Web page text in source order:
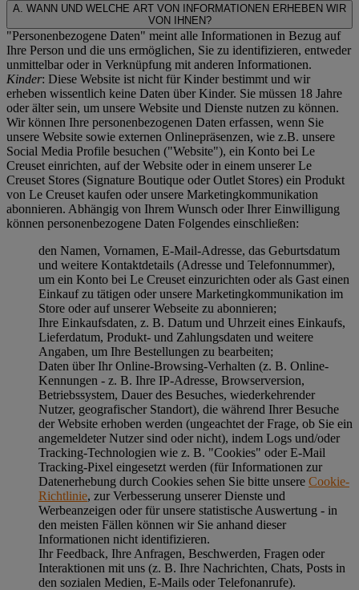
A. WANN UND WELCHE ART VON INFORMATIONEN ERHEBEN WIR
VON IHNEN?
"Personenbezogene Daten" meint alle Informationen in Bezug auf
Ihre Person und die uns ermöglichen, Sie zu identifizieren, entweder
unmittelbar oder in Verknüpfung mit anderen Informationen.
Kinder: Diese Website ist nicht für Kinder bestimmt und wir
erheben wissentlich keine Daten über Kinder. Sie müssen 18 Jahre
oder älter sein, um unsere Website und Dienste nutzen zu können.
Wir können Ihre personenbezogenen Daten erfassen, wenn Sie
unsere Website sowie externen Onlinepräsenzen, wie z.B. unsere
Social Media Profile besuchen ("Website"), ein Konto bei Le
Creuset einrichten, auf der Website oder in einem unserer Le
Creuset Stores (Signature Boutique oder Outlet Stores) ein Produkt
von Le Creuset kaufen oder unsere Marketingkommunikation
abonnieren. Abhängig von Ihrem Wunsch oder Ihrer Einwilligung
können personenbezogene Daten Folgendes einschließen:
den Namen, Vornamen, E-Mail-Adresse, das Geburtsdatum
und weitere Kontaktdetails (Adresse und Telefonnummer),
um ein Konto bei Le Creuset einzurichten oder als Gast einen
Einkauf zu tätigen oder unsere Marketingkommunikation im
Store oder auf unserer Webseite zu abonnieren;
Ihre Einkaufsdaten, z. B. Datum und Uhrzeit eines Einkaufs,
Lieferdatum, Produkt- und Zahlungsdaten und weitere
Angaben, um Ihre Bestellungen zu bearbeiten;
Daten über Ihr Online-Browsing-Verhalten (z. B. Online-
Kennungen - z. B. Ihre IP-Adresse, Browserversion,
Betriebssystem, Dauer des Besuches, wiederkehrender
Nutzer, geografischer Standort), die während Ihrer Besuche
der Website erhoben werden (ungeachtet der Frage, ob Sie ein
angemeldeter Nutzer sind oder nicht), indem Logs und/oder
Tracking-Technologien wie z. B. "Cookies" oder E-Mail
Tracking-Pixel eingesetzt werden (für Informationen zur
Datenerhebung durch Cookies sehen Sie bitte unsere Cookie-
Richtlinie, zur Verbesserung unserer Dienste und
Werbeanzeigen oder für unsere statistische Auswertung - in
den meisten Fällen können wir Sie anhand dieser
Informationen nicht identifizieren.
Ihr Feedback, Ihre Anfragen, Beschwerden, Fragen oder
Interaktionen mit uns (z. B. Ihre Nachrichten, Chats, Posts in
den sozialen Medien, E-Mails oder Telefonanrufe).